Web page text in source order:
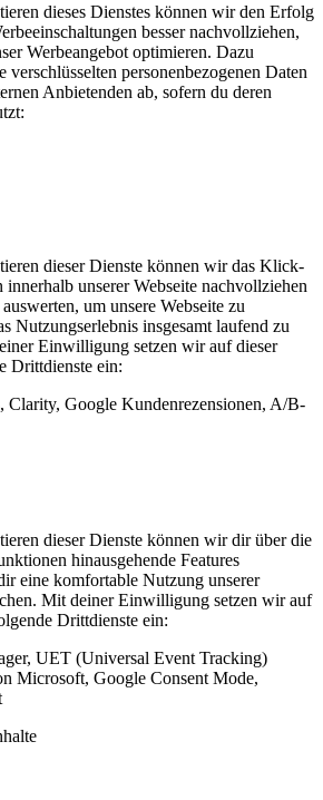
dieses Dienstes können wir den Erfolg
besser nachvollziehen,
Werbeangebot optimieren. Dazu
verschlüsselten personenbezogenen Daten
Anbietenden ab, sofern du deren
dieser Dienste können wir das Klick-
unserer Webseite nachvollziehen
um unsere Webseite zu
Nutzungserlebnis insgesamt laufend zu
Einwilligung setzen wir auf dieser
Drittdienste ein:
Clarity, Google Kundenrezensionen, A/B-
dieser Dienste können wir dir über die
hinausgehende Features
eine komfortable Nutzung unserer
Mit deiner Einwilligung setzen wir auf
Drittdienste ein:
UET (Universal Event Tracking)
Microsoft, Google Consent Mode,